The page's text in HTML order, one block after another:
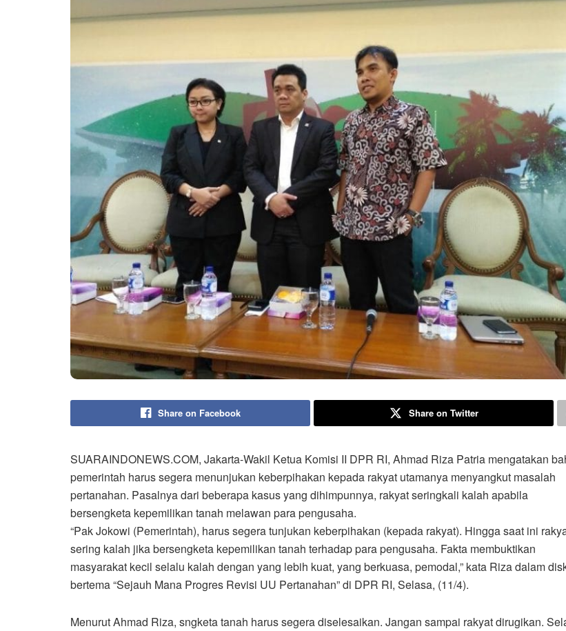
Share on Facebook Share on Twitter
SUARAINDONEWS.COM, Jakarta-Wakil Ketua Komisi II DPR RI, Ahmad Riza Patria mengatakan
pemerintah harus segera menunjukan keberpihakan kepada rakyat utamanya menyangkut masalah
pertanahan. Pasalnya dari beberapa kasus yang dihimpunnya, rakyat seringkali kalah apabila
bersengketa kepemilikan tanah melawan para pengusaha.
“Pak Jokowi (Pemerintah), harus segera tunjukan keberpihakan (kepada rakyat). Hingga saat ini
sering kalah jika bersengketa kepemilikan tanah terhadap para pengusaha. Fakta membuktikan
masyarakat kecil selalu kalah dengan yang lebih kuat, yang berkuasa, pemodal,” kata Riza dalam
bertema “Sejauh Mana Progres Revisi UU Pertanahan” di DPR RI, Selasa, (11/4).
Menurut Ahmad Riza, sngketa tanah harus segera diselesaikan. Jangan sampai rakyat dirugikan.